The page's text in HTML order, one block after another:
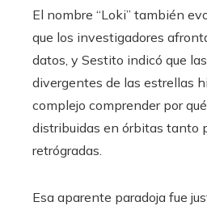
El nombre “Loki” también
que los investigadores
datos, y Sestito indicó que
divergentes de las estrellas
complejo comprender por
distribuidas en órbitas tanto
retrógradas.
Esa aparente paradoja fue